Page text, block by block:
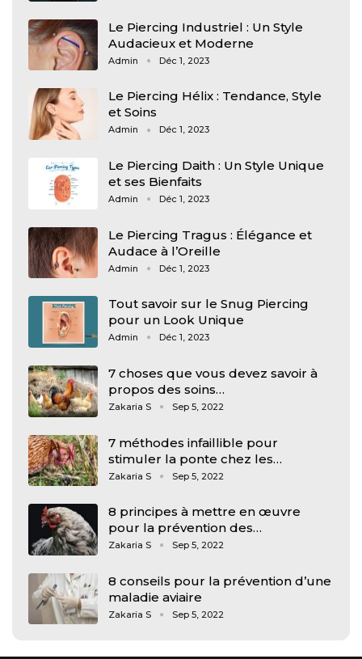
Le Piercing Industriel : Un Style
Audacieux et Moderne
Admin Déc 1, 2023
Le Piercing Hélix : Tendance, Style
et Soins
Admin Déc 1, 2023
Le Piercing Daith : Un Style Unique
et ses Bienfaits
Admin Déc 1, 2023
Le Piercing Tragus : Élégance et
Audace à l’Oreille
Admin Déc 1, 2023
Tout savoir sur le Snug Piercing
pour un Look Unique
Admin Déc 1, 2023
7 choses que vous devez savoir à
propos des soins…
Zakaria S Sep 5, 2022
7 méthodes infaillible pour
stimuler la ponte chez les…
Zakaria S Sep 5, 2022
8 principes à mettre en œuvre
pour la prévention des…
Zakaria S Sep 5, 2022
8 conseils pour la prévention d’une
maladie aviaire
Zakaria S Sep 5, 2022